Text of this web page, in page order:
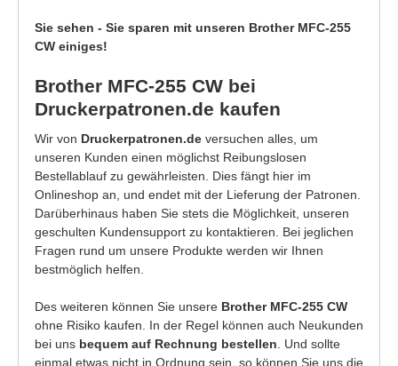
Sie sehen - Sie sparen mit unseren Brother MFC-255
CW einiges!
Brother MFC-255 CW bei
Druckerpatronen.de kaufen
Wir von Druckerpatronen.de versuchen alles, um
unseren Kunden einen möglichst Reibungslosen
Bestellablauf zu gewährleisten. Dies fängt hier im
Onlineshop an, und endet mit der Lieferung der Patronen.
Darüberhinaus haben Sie stets die Möglichkeit, unseren
geschulten Kundensupport zu kontaktieren. Bei jeglichen
Fragen rund um unsere Produkte werden wir Ihnen
bestmöglich helfen.
Des weiteren können Sie unsere Brother MFC-255 CW
ohne Risiko kaufen. In der Regel können auch Neukunden
bei uns bequem auf Rechnung bestellen . Und sollte
einmal etwas nicht in Ordnung sein, so können Sie uns die